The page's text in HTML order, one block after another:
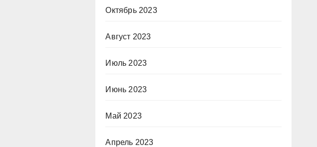
Октябрь 2023
Август 2023
Июль 2023
Июнь 2023
Май 2023
Апрель 2023